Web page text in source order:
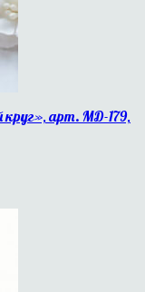
круг», арт. МД-179,